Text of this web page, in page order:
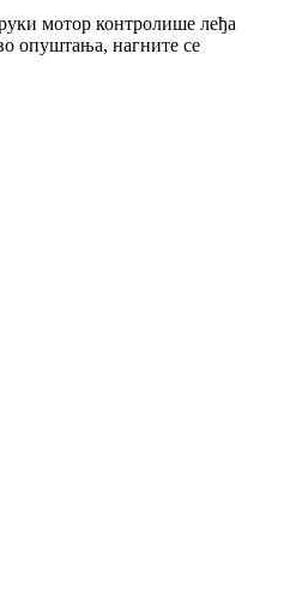
мотор контролише леђа
опуштања, нагните се